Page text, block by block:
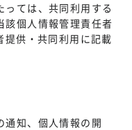
っては、共同利用する
該個人情報管理責任者
供・共同利用に記載
通知、個人情報の開